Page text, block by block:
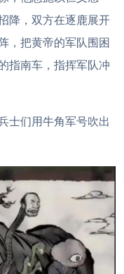
降，双方在逐鹿展开
，把黄帝的军队围困
指南车，指挥军队冲
士们用牛角军号吹出